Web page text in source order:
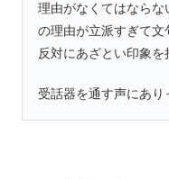
理由がなくてはならな
の理由が立派すぎて文
反対にあざとい印象を
受話器を通す声にあり